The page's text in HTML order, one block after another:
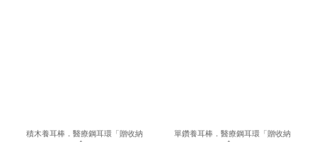
積木養耳棒．醫療鋼耳環「贈收納
單鑽養耳棒．醫療鋼耳環「贈收納